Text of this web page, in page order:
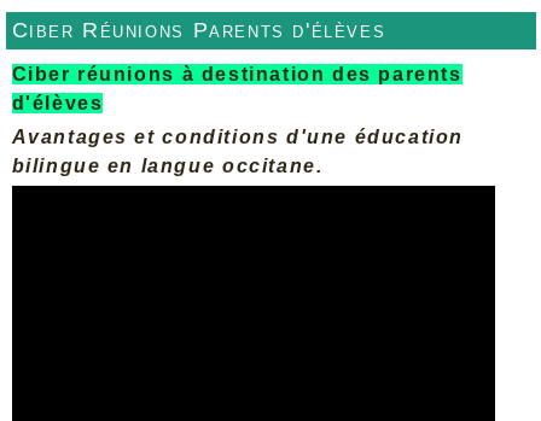
Ciber Réunions Parents d'élèves
Ciber réunions à destination des parents
d'élèves
Avantages et conditions d'une éducation
bilingue en langue occitane.